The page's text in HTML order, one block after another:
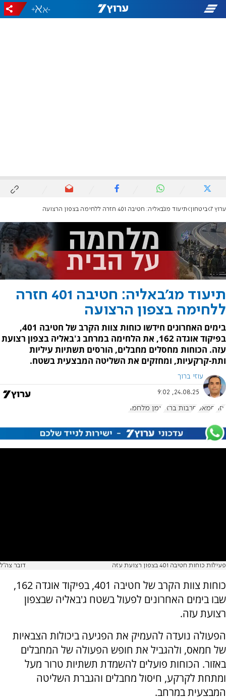
-
+
ערוץ 7 ביטחון תיעוד מג'באליה: חטיבה 401 חזרה ללחימה בצפון הרצועה
תיעוד מג'באליה: חטיבה 401 חזרה
ללחימה בצפון הרצועה
בימים האחרונים חידשו כוחות צוות הקרב של חטיבה 401,
בפיקוד אוגדה 162, את הלחימה במרחב ג'באליה בצפון רצועת
עזה. הכוחות מחסלים מחבלים, הורסים תשתיות עיליות
ותת-קרקעיות, ומחזקים את השליטה המבצעית בשטח.
עוזי ברוך
24.08.25, 9:02
עזה חמאס חרבות ברזל יומן מלחמה
פעילות כוחות חטיבה 401 בצפון רצועת עזה דובר צה"ל
כוחות צוות הקרב של חטיבה 401, בפיקוד אוגדה 162,
שבו בימים האחרונים לפעול בשטח ג'באליה שבצפון
רצועת עזה.
הפעולה נועדה להעמיק את הפגיעה ביכולות הצבאיות
של חמאס, ולהגביל את חופש הפעולה של המחבלים
באזור. הכוחות פועלים להשמדת תשתיות טרור מעל
ומתחת לקרקע, חיסול מחבלים והגברת השליטה
המבצעית במרחב.